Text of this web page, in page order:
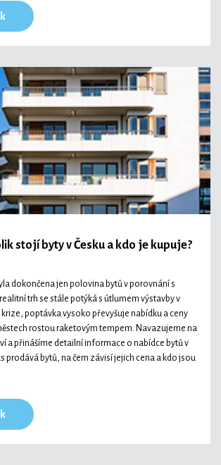
stojí byty v Česku a kdo je kupuje?
dokončena jen polovina bytů v porovnání s
trh se stále potýká s útlumem výstavby v
poptávka vysoko převyšuje nabídku a ceny
rostou raketovým tempem. Navazujeme na
a přinášíme detailní informace o nabídce bytů v
prodává bytů, na čem závisí jejich cena a kdo jsou